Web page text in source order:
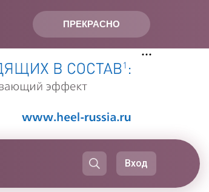
ПРЕКРАСНО
Вход